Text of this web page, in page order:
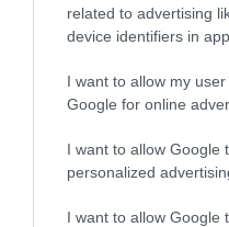
related to advertising
device identifiers in
I want to allow my
Google for online
I want to allow Google
personalized
I want to allow Google